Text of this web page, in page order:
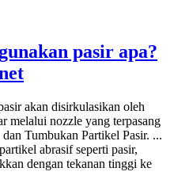
pasir apa?
akan disirkulasikan oleh
melalui nozzle yang terpasang
Tumbukan Partikel Pasir. ...
abrasif seperti pasir,
dengan tekanan tinggi ke